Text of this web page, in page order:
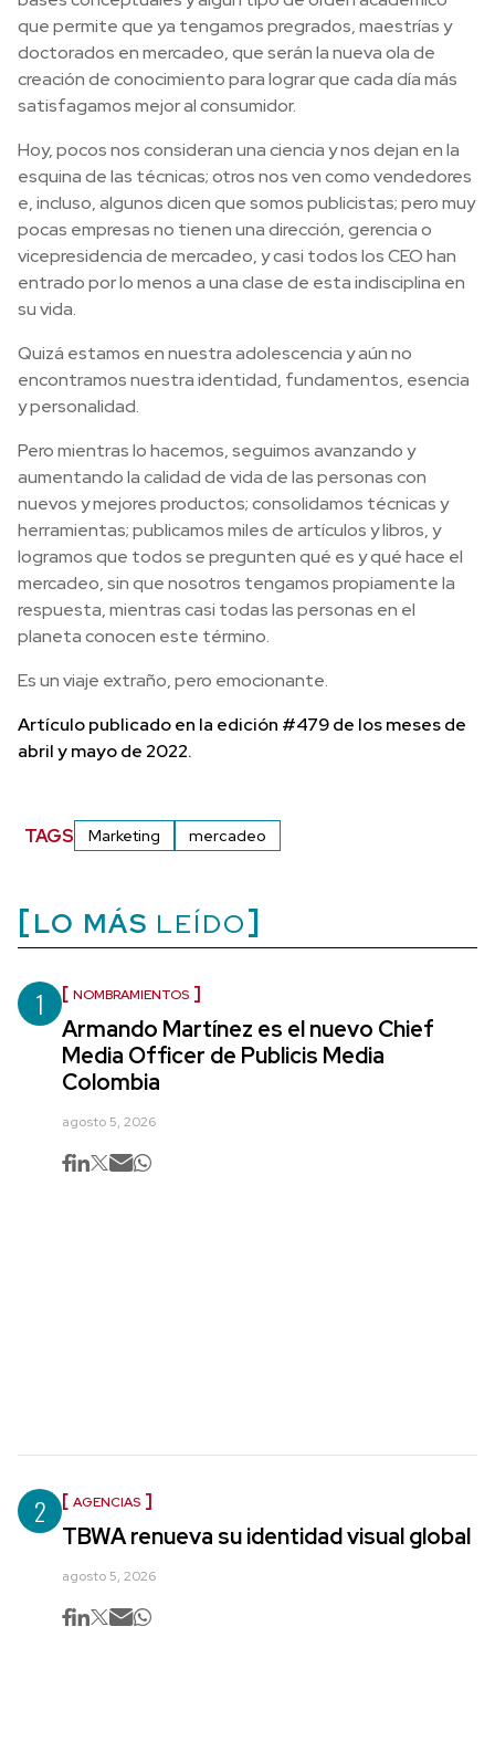
que permite que ya tengamos pregrados, maestrías y
doctorados en mercadeo, que serán la nueva ola de
creación de conocimiento para lograr que cada día más
satisfagamos mejor al consumidor.
Hoy, pocos nos consideran una ciencia y nos dejan en la
esquina de las técnicas; otros nos ven como vendedores
e, incluso, algunos dicen que somos publicistas; pero muy
pocas empresas no tienen una dirección, gerencia o
vicepresidencia de mercadeo, y casi todos los CEO han
entrado por lo menos a una clase de esta indisciplina en
su vida.
Quizá estamos en nuestra adolescencia y aún no
encontramos nuestra identidad, fundamentos, esencia
y personalidad.
Pero mientras lo hacemos, seguimos avanzando y
aumentando la calidad de vida de las personas con
nuevos y mejores productos; consolidamos técnicas y
herramientas; publicamos miles de artículos y libros, y
logramos que todos se pregunten qué es y qué hace el
mercadeo, sin que nosotros tengamos propiamente la
respuesta, mientras casi todas las personas en el
planeta conocen este término.
Es un viaje extraño, pero emocionante.
Artículo publicado en la edición #479 de los meses de
abril y mayo de 2022.
TAGS Marketing mercadeo
LO MÁS LEÍDO
1 NOMBRAMIENTOS
Armando Martínez es el nuevo Chief
Media Officer de Publicis Media
Colombia
agosto 5, 2026
2 AGENCIAS
TBWA renueva su identidad visual global
agosto 5, 2026